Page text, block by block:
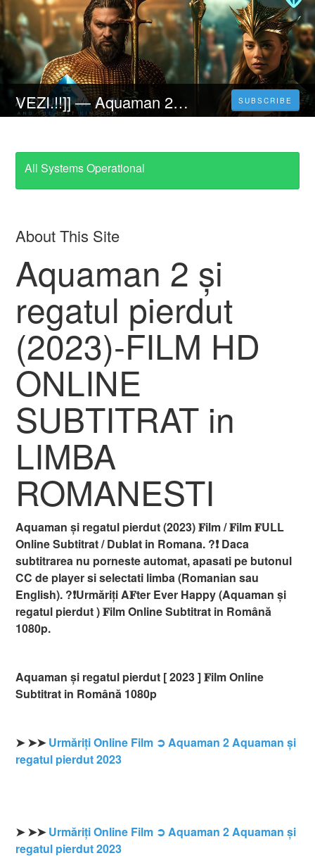
VEZI.!!]] ― Aquaman 2 și regatul pierdut (2023) 4K FILM ONLINE SUBTITRAT IN LIMBA ROMANA SUBSCRIBE
All Systems Operational
About This Site
Aquaman 2 și
regatul pierdut
(2023)-FILM HD
ONLINE
SUBTITRAT in
LIMBA
ROMANESTI
Aquaman și regatul pierdut (2023) 𝐅ilm / 𝐅ilm 𝐅ULL
Online Subtitrat / Dublat in Romana. ?❗️️ Daca
subtitrarea nu porneste automat, apasati pe butonul
CC de player si selectati limba (Romanian sau
English). ?❗️️Urmăriți A𝐅ter Ever Happy (Aquaman și
regatul pierdut ) 𝐅ilm Online Subtitrat in Română
1080p.
Aquaman și regatul pierdut [ 2023 ] 𝐅ilm Online
Subtitrat in Română 1080p
➤ ➤➤Urmăriți Online Film ➲ Aquaman 2 Aquaman și
regatul pierdut 2023
➤ ➤➤Urmăriți Online Film ➲ Aquaman 2 Aquaman și
regatul pierdut 2023